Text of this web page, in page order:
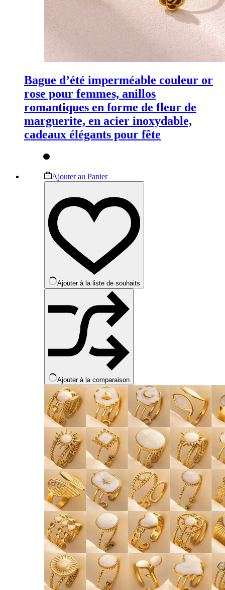
Bague d’été imperméable couleur or
rose pour femmes, anillos
romantiques en forme de fleur de
marguerite, en acier inoxydable,
cadeaux élégants pour fête
Ajouter au PanierCe
produit
plusieurs
variations.
options
peuvent
être
choisies
sur
page
du
produit
Ajouter à la liste de souhaits
Ajouter à la comparaison